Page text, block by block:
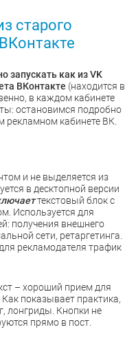
старого
запускать как из VK
ВКонтакте (находится в
в каждом кабинете
остановимся подробно
рекламном кабинете ВК.
и не выделяется из
в десктопной версии
текстовый блок с
Используется для
получения внешнего
сети, ретаргетинга.
рекламодателя трафик
– хороший прием для
показывает практика,
лонгриды. Кнопки не
прямо в пост.